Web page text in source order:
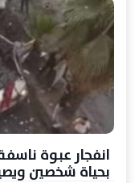
انفجار عبوة
بحياة شخصين ويصيب 13